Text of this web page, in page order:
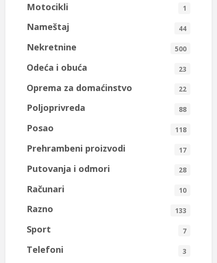
Motocikli 1
Nameštaj 44
Nekretnine 500
Odeća i obuća 23
Oprema za domaćinstvo 22
Poljoprivreda 88
Posao 118
Prehrambeni proizvodi 17
Putovanja i odmori 28
Računari 10
Razno 133
Sport 7
Telefoni 3